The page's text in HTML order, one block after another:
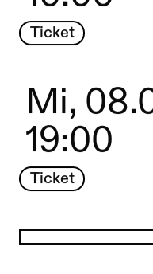
Ticket
Mi,
19:00
Ticket